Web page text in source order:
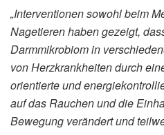
„Interventionen sowohl beim
Nagetieren haben gezeigt,
Darmmikrobiom in
von Herzkrankheiten durch
orientierte und
auf das Rauchen und die
Bewegung verändert und